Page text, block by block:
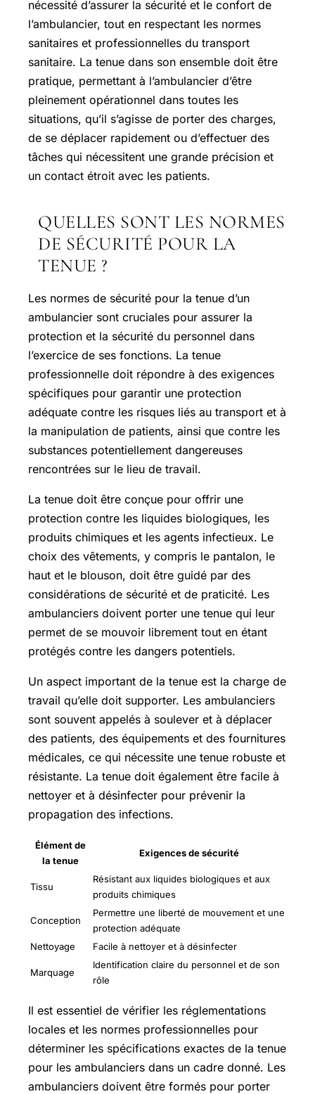
nécessité d’assurer la sécurité et le confort de
l’ambulancier, tout en respectant les normes
sanitaires et professionnelles du transport
sanitaire. La tenue dans son ensemble doit être
pratique, permettant à l’ambulancier d’être
pleinement opérationnel dans toutes les
situations, qu’il s’agisse de porter des charges,
de se déplacer rapidement ou d’effectuer des
tâches qui nécessitent une grande précision et
un contact étroit avec les patients.
QUELLES SONT LES NORMES
DE SÉCURITÉ POUR LA
TENUE ?
Les normes de sécurité pour la tenue d’un
ambulancier sont cruciales pour assurer la
protection et la sécurité du personnel dans
l’exercice de ses fonctions. La tenue
professionnelle doit répondre à des exigences
spécifiques pour garantir une protection
adéquate contre les risques liés au transport et à
la manipulation de patients, ainsi que contre les
substances potentiellement dangereuses
rencontrées sur le lieu de travail.
La tenue doit être conçue pour offrir une
protection contre les liquides biologiques, les
produits chimiques et les agents infectieux. Le
choix des vêtements, y compris le pantalon, le
haut et le blouson, doit être guidé par des
considérations de sécurité et de praticité. Les
ambulanciers doivent porter une tenue qui leur
permet de se mouvoir librement tout en étant
protégés contre les dangers potentiels.
Un aspect important de la tenue est la charge de
travail qu’elle doit supporter. Les ambulanciers
sont souvent appelés à soulever et à déplacer
des patients, des équipements et des fournitures
médicales, ce qui nécessite une tenue robuste et
résistante. La tenue doit également être facile à
nettoyer et à désinfecter pour prévenir la
propagation des infections.
Élément de
la tenue
Exigences de sécurité
Tissu
Résistant aux liquides biologiques et aux
produits chimiques
Conception
Permettre une liberté de mouvement et une
protection adéquate
Nettoyage
Facile à nettoyer et à désinfecter
Marquage
Identification claire du personnel et de son
rôle
Il est essentiel de vérifier les réglementations
locales et les normes professionnelles pour
déterminer les spécifications exactes de la tenue
pour les ambulanciers dans un cadre donné. Les
ambulanciers doivent être formés pour porter